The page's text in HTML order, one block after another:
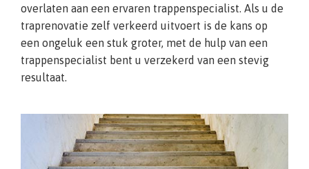
overlaten aan een ervaren trappenspecialist. Als u de
traprenovatie zelf verkeerd uitvoert is de kans op
een ongeluk een stuk groter, met de hulp van een
trappenspecialist bent u verzekerd van een stevig
resultaat.